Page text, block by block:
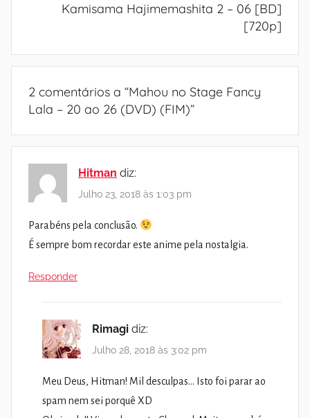
Kamisama Hajimemashita 2 – 06 [BD]
[720p]
2 comentários a “Mahou no Stage Fancy
Lala – 20 ao 26 (DVD) (FIM)”
Hitman diz:
Julho 23, 2018 às 1:03 pm
Parabéns pela conclusão.
É sempre bom recordar este anime pela nostalgia.
Responder
Rimagi diz:
Julho 28, 2018 às 3:02 pm
Meu Deus, Hitman! Mil desculpas… Isto foi parar ao
spam nem sei porquê XD